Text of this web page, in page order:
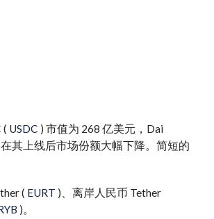
( USDC ) 市值为 268 亿美元，Dai
其上线后市场份额大幅下降。 简短的
( EURT )、离岸人民币 Tether
)。